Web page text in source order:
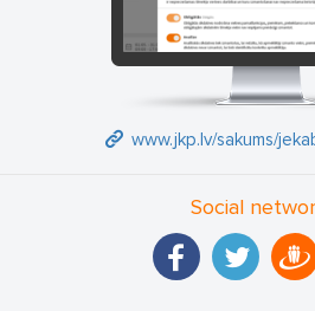
www.jkp.lv/sakums/
Social